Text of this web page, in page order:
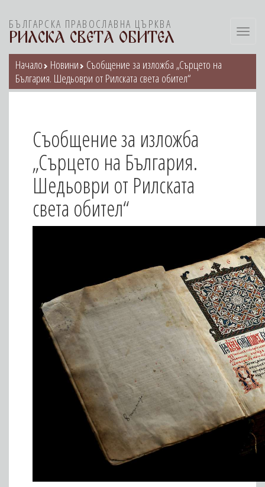
БЪЛГАРСКА ПРАВОСЛАВНА ЦЪРКВА
РИЛСКА СВЕТА ОБИТЕЛ
Начало Новини Съобщение за изложба „Сърцето на
България. Шедьоври от Рилската света обител“
Съобщение за изложба
„Сърцето на България.
Шедьоври от Рилската
света обител“